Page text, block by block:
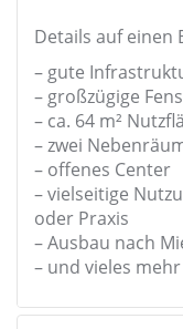
Details auf einen
– gute
– großzügige
– ca. 64 m²
– zwei
– offenes Center
– vielseitige
oder Praxis
– Ausbau nach
– und vieles mehr